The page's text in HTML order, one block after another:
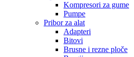
Kompresori za gume
Pumpe
Pribor za alat
Adapteri
Bitovi
Brusne i rezne ploče